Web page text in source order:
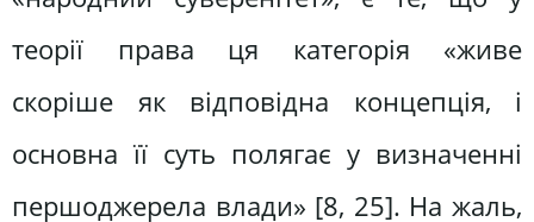
теорії права ця категорія «живе
скоріше як відповідна концепція, і
основна її суть полягає у визначенні
першоджерела влади» [8, 25]. На жаль,